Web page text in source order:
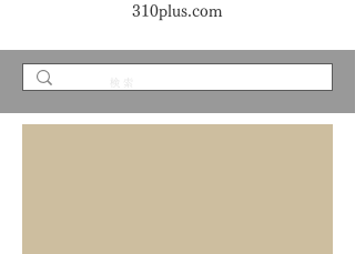
310plus.com